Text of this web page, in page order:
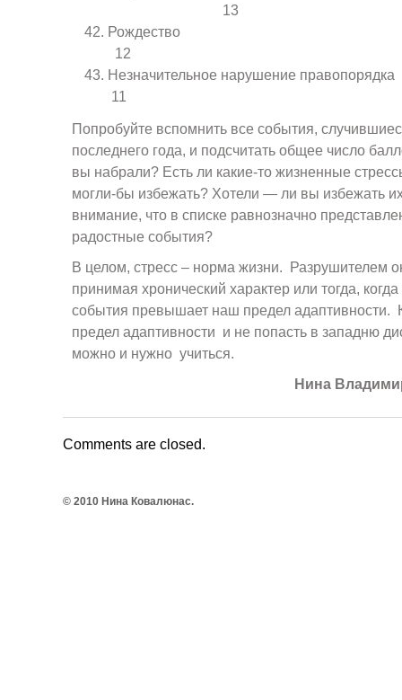
13
12
Незначительное нарушение
11
Попробуйте вспомнить все события,
последнего года, и подсчитать общее число
вы набрали? Есть ли какие-то жизненные
могли-бы избежать? Хотели — ли вы избежать
внимание, что в списке равнозначно
радостные события?
В целом, стресс – норма жизни. Разрушителем
принимая хронический характер или тогда,
события превышает наш предел адаптивности.
предел адаптивности и не попасть в западню
можно и нужно учиться.
Нина
Comments are closed.
© 2010 Нина Ковалюнас.